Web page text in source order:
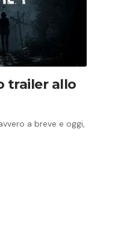
trailer allo
a breve e oggi,